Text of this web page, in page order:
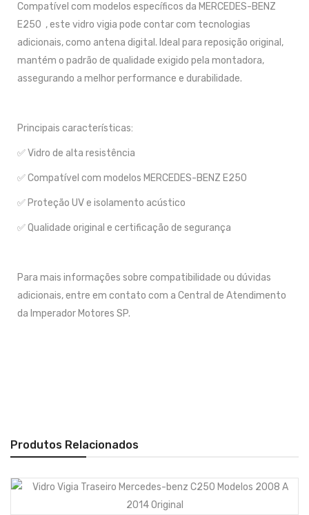
Compatível com modelos específicos da MERCEDES-BENZ
E250 , este vidro vigia pode contar com tecnologias
adicionais, como antena digital. Ideal para reposição original,
mantém o padrão de qualidade exigido pela montadora,
assegurando a melhor performance e durabilidade.
Principais características:
✅ Vidro de alta resistência
✅ Compatível com modelos MERCEDES-BENZ E250
✅ Proteção UV e isolamento acústico
✅ Qualidade original e certificação de segurança
Para mais informações sobre compatibilidade ou dúvidas
adicionais, entre em contato com a Central de Atendimento
da Imperador Motores SP.
Produtos Relacionados